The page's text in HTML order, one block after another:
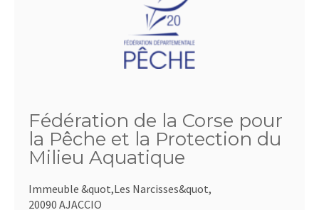
Fédération de la Corse pour
la Pêche et la Protection du
Milieu Aquatique
Immeuble &quot,Les Narcisses&quot,
20090 AJACCIO